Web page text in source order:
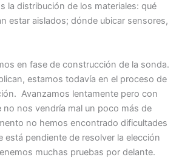
la distribución de los materiales: qué
estar aislados; dónde ubicar sensores,
en fase de construcción de la sonda.
estamos todavía en el proceso de
Avanzamos lentamente pero con
no nos vendría mal un poco más de
no hemos encontrado dificultades
está pendiente de resolver la elección
muchas pruebas por delante.